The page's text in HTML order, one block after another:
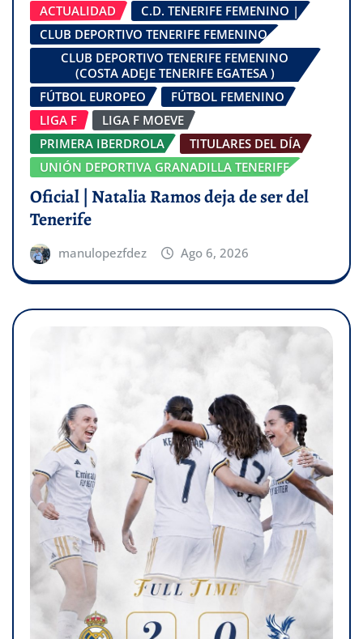
ACTUALIDAD
C.D. TENERIFE FEMENINO |
CLUB DEPORTIVO TENERIFE FEMENINO
CLUB DEPORTIVO TENERIFE FEMENINO
(COSTA ADEJE TENERIFE EGATESA )
FÚTBOL EUROPEO
FÚTBOL FEMENINO
LIGA F
LIGA F MOEVE
PRIMERA IBERDROLA
TITULARES DEL DÍA
UNIÓN DEPORTIVA GRANADILLA TENERIFE
Oficial | Natalia Ramos deja de ser del
Tenerife
manulopezfdez Ago 6, 2026